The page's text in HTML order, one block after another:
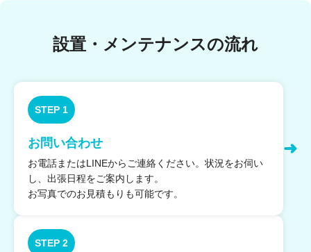
設置・メンテナンスの流れ
STEP 1
お問い合わせ
お電話またはLINEからご連絡ください。状況をお伺い
し、出張日程をご案内します。
お写真でのお見積もりも可能です。
➜
STEP 2